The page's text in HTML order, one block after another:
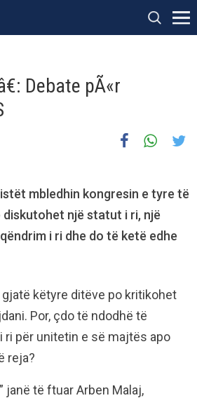
Debate pÃ«r
mbledhin kongresin e tyre të
diskutohet një statut i ri, një
i ri dhe do të ketë edhe
këtyre ditëve po kritikohet
Por, çdo të ndodhë të
ri për unitetin e së majtës apo
reja?
janë të ftuar Arben Malaj,